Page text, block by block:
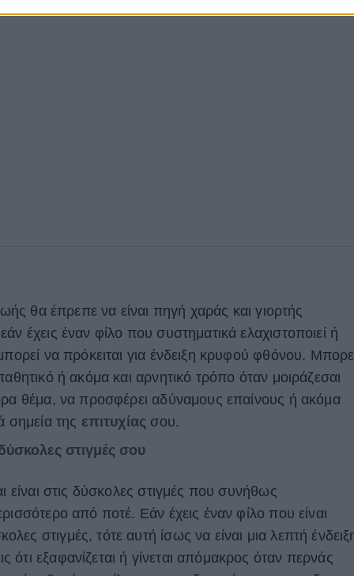
θα έπρεπε να είναι πηγή χαράς και γιορτής
έχεις έναν φίλο που συστηματικά ελαχιστοποιεί ή
να πρόκειται για ένδειξη κρυφού φθόνου.
ή ακόμα και αρνητικό τρόπο όταν μοιράζεσαι
θέμα, να προσφέρει αδύναμους επαίνους ή ακόμα
σημεία της επιτυχίας σου.
στιγμές σου
είναι στις δύσκολες στιγμές που συνήθως
από ποτέ. Εάν έχεις έναν φίλο που είναι
στιγμές, τότε αυτή ίσως να είναι μια λεπτή
εξαφανίζεται ή γίνεται απόμακρος όταν περνάς